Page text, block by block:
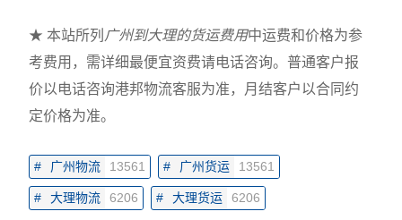
★ 本站所列 广州到大理的货运费用中运费和价格为参
考费用，需详细最便宜资费请电话咨询。普通客户报
价以电话咨询港邦物流客服为准，月结客户以合同约
定价格为准。
# 广州物流 13561 # 广州货运 13561
# 大理物流 6206 # 大理货运 6206